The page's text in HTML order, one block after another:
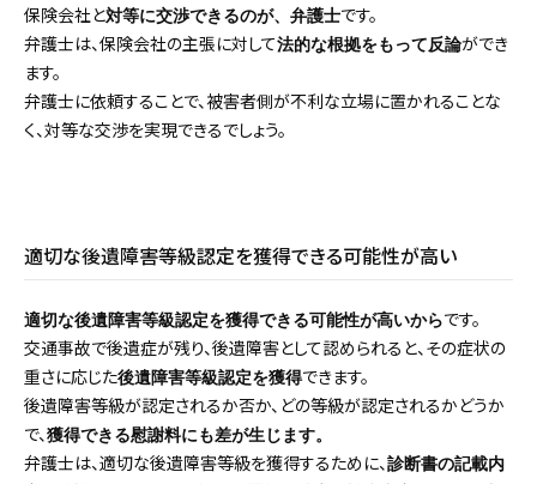
保険会社と対等に交渉できるのが、弁護士です。
弁護士は、保険会社の主張に対して法的な根拠をもって反論ができ
ます。
弁護士に依頼することで、被害者側が不利な立場に置かれることな
く、対等な交渉を実現できるでしょう。
適切な後遺障害等級認定を獲得できる可能性が高い
適切な後遺障害等級認定を獲得できる可能性が高いからです。
交通事故で後遺症が残り、後遺障害として認められると、その症状の
重さに応じた後遺障害等級認定を獲得できます。
後遺障害等級が認定されるか否か、どの等級が認定されるかどうか
で、 獲得できる慰謝料にも差が生じます。
弁護士は、適切な後遺障害等級を獲得するために、 診断書の記載内